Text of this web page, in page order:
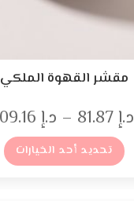
مقشر القهوة الملكي
د.إ – د.إ
تحديد أحد الخيارات